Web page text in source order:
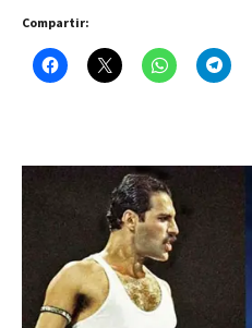
Compartir: